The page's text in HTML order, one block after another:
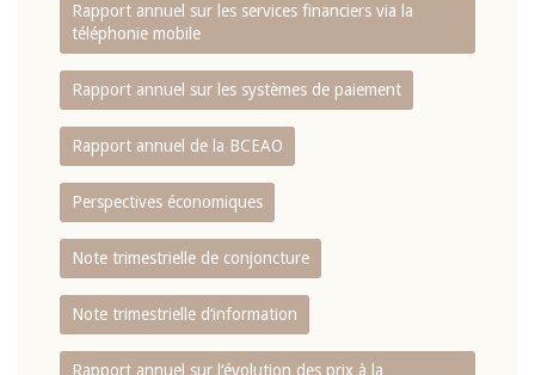
Rapport annuel sur les services financiers via la
téléphonie mobile
Rapport annuel sur les systèmes de paiement
Rapport annuel de la BCEAO
Perspectives économiques
Note trimestrielle de conjoncture
Note trimestrielle d‘information
Rapport annuel sur l‘évolution des prix à la